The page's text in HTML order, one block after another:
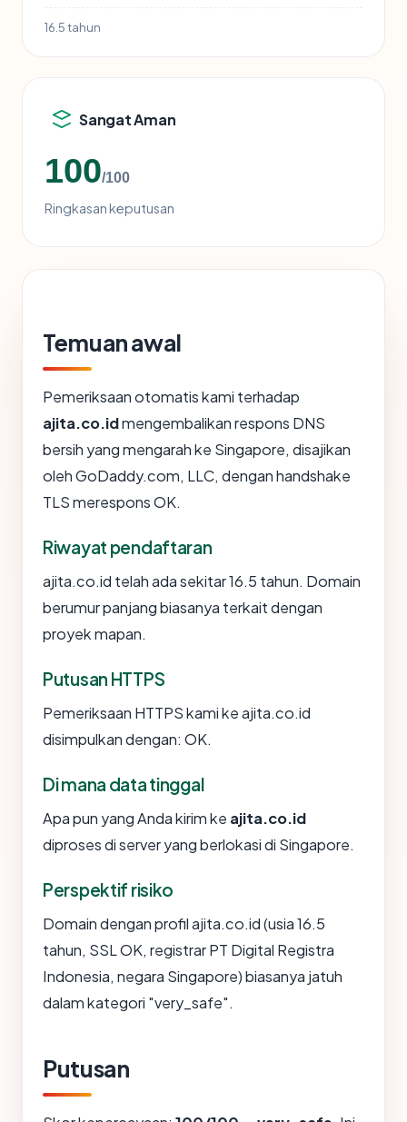
16.5 tahun
Sangat Aman
100/100
Ringkasan keputusan
Temuan awal
Pemeriksaan otomatis kami terhadap
ajita.co.idmengembalikan respons DNS
bersih yang mengarah ke Singapore, disajikan
oleh GoDaddy.com, LLC, dengan handshake
TLS merespons OK.
Riwayat pendaftaran
ajita.co.id telah ada sekitar 16.5 tahun. Domain
berumur panjang biasanya terkait dengan
proyek mapan.
Putusan HTTPS
Pemeriksaan HTTPS kami ke ajita.co.id
disimpulkan dengan: OK.
Di mana data tinggal
Apa pun yang Anda kirim ke ajita.co.id
diproses di server yang berlokasi di Singapore.
Perspektif risiko
Domain dengan profil ajita.co.id (usia 16.5
tahun, SSL OK, registrar PT Digital Registra
Indonesia, negara Singapore) biasanya jatuh
dalam kategori "very_safe".
Putusan